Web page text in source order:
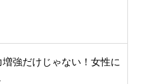
強だけじゃない！女性に